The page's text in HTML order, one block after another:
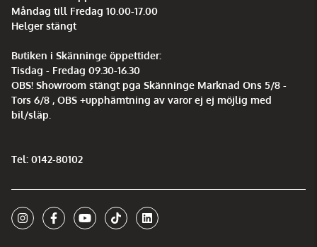
Måndag till Fredag 10.00-17.00
Helger stängt
Butiken i Skänninge öppettider:
Tisdag - Fredag 09.30-16.30
OBS! Showroom stängt pga Skänninge Marknad Ons 5/8 -
Tors 6/8 , OBS +upphämtning av varor ej ej möjlig med
bil/släp.
Tel: 0142-80102